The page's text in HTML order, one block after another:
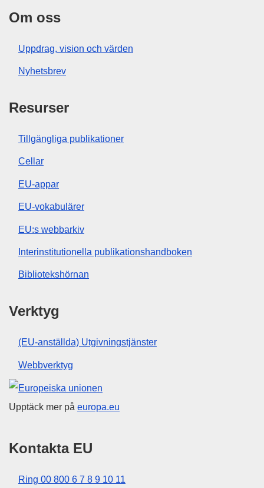
Om oss
Uppdrag, vision och värden
Nyhetsbrev
Resurser
Tillgängliga publikationer
Cellar
EU-appar
EU-vokabulärer
EU:s webbarkiv
Interinstitutionella publikationshandboken
Bibliotekshörnan
Verktyg
(EU-anställda) Utgivningstjänster
Webbverktyg
Europeiska unionen
Upptäck mer på europa.eu
Kontakta EU
Ring 00 800 6 7 8 9 10 11